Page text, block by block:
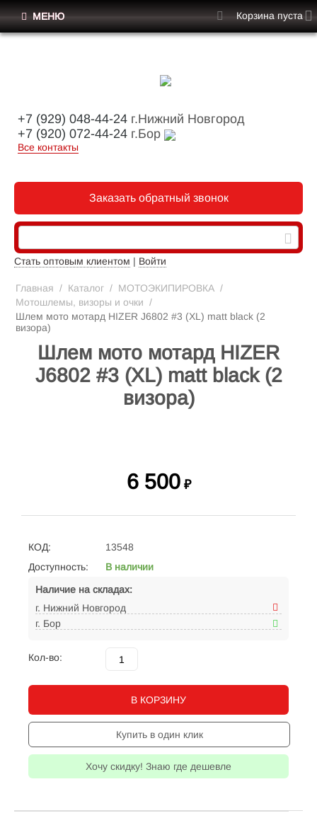
+7 (929) 048-44-24 г.Нижний Новгород
+7 (920) 072-44-24 г.Бор
Все контакты
Заказать обратный звонок
Стать оптовым клиентом | Войти
МЕНЮ Корзина пуста
Главная / Каталог / МОТОЭКИПИРОВКА /
Мотошлемы, визоры и очки /
Шлем мото мотард HIZER J6802 #3 (XL) matt black (2
визора)
Шлем мото мотард HIZER
J6802 #3 (XL) matt black (2
визора)
6 500 ₽
КОД:
13548
Доступность:
В наличии
Наличие на складах:
г. Нижний Новгород
г. Бор
Кол-во:
В КОРЗИНУ
Купить в один клик
Хочу скидку! Знаю где дешевле